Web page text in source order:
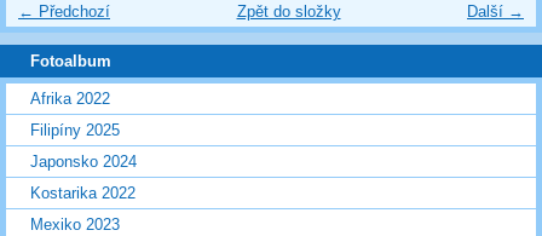
← Předchozí Další →
Zpět do složky
Fotoalbum
Afrika 2022
Filipíny 2025
Japonsko 2024
Kostarika 2022
Mexiko 2023